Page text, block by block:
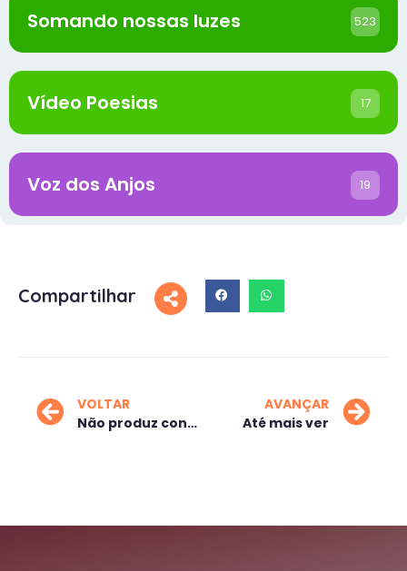
Somando nossas luzes 523
Vídeo Poesias 17
Voz dos Anjos 19
Compartilhar
VOLTAR
Não produz consciência de si mesmo
AVANÇAR
Até mais ver